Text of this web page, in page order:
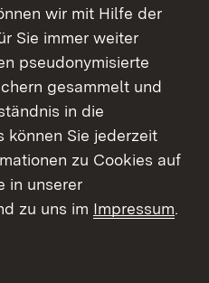
Württemberg
wir mit Hilfe der
Sie immer weiter
pseudonymisierte
gesammelt und
in die
können Sie jederzeit
zu Cookies auf
in unserer
zu uns im Impressum.